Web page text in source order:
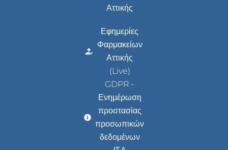
Αττικής
Εφημερίες
Φαρμακείων
Αττικής
(Live)
GDPR -
Ενημέρωση
προστασίας
προσωπικών
δεδομένων